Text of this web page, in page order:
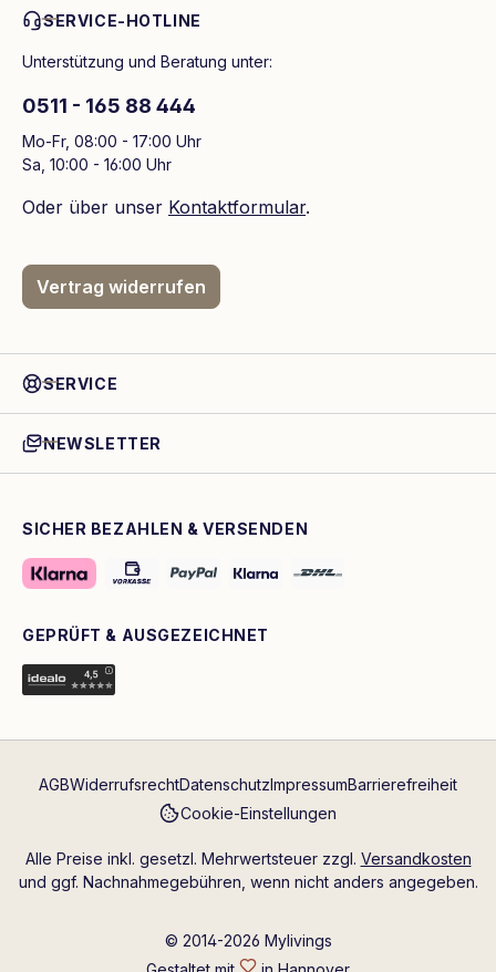
SERVICE-HOTLINE
Unterstützung und Beratung unter:
0511 - 165 88 444
Mo-Fr, 08:00 - 17:00 Uhr
Sa, 10:00 - 16:00 Uhr
Oder über unser Kontaktformular.
Vertrag widerrufen
SERVICE
NEWSLETTER
SICHER BEZAHLEN & VERSENDEN
GEPRÜFT & AUSGEZEICHNET
AGBWiderrufsrechtDatenschutzImpressumBarrierefreiheit
Cookie-Einstellungen
Alle Preise inkl. gesetzl. Mehrwertsteuer zzgl. Versandkosten
und ggf. Nachnahmegebühren, wenn nicht anders angegeben.
© 2014-2026 Mylivings
Gestaltet mit
in Hannover